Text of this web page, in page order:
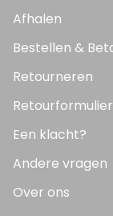
Afhalen
Bestellen &
Retourneren
Een klacht?
Andere vragen
Over ons